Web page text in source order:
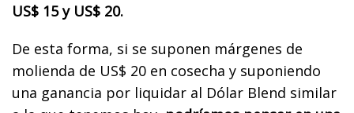
US$ 15 y US$ 20.
De esta forma, si se suponen márgenes de
molienda de US$ 20 en cosecha y suponiendo
una ganancia por liquidar al Dólar Blend similar